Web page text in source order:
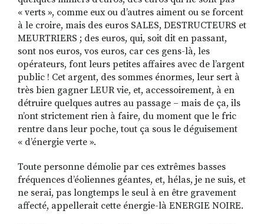
« verts », comme eux ou d’autres aiment ou se forcent
à le croire, mais des euros SALES, DESTRUCTEURS et
MEURTRIERS ; des euros, qui, soit dit en passant,
sont nos euros, vos euros, car ces gens-là, les
opérateurs, font leurs petites affaires avec de l’argent
public ! Cet argent, des sommes énormes, leur sert à
très bien gagner LEUR vie, et, accessoirement, à en
détruire quelques autres au passage – mais de ça, ils
n’ont strictement rien à faire, du moment que le fric
rentre dans leur poche, tout ça sous le déguisement
« d’énergie verte ».
Toute personne démolie par ces extrêmes basses
fréquences d’éoliennes géantes, et, hélas, je ne suis, et
ne serai, pas longtemps le seul à en être gravement
affecté, appellerait cette énergie-là ENERGIE NOIRE.